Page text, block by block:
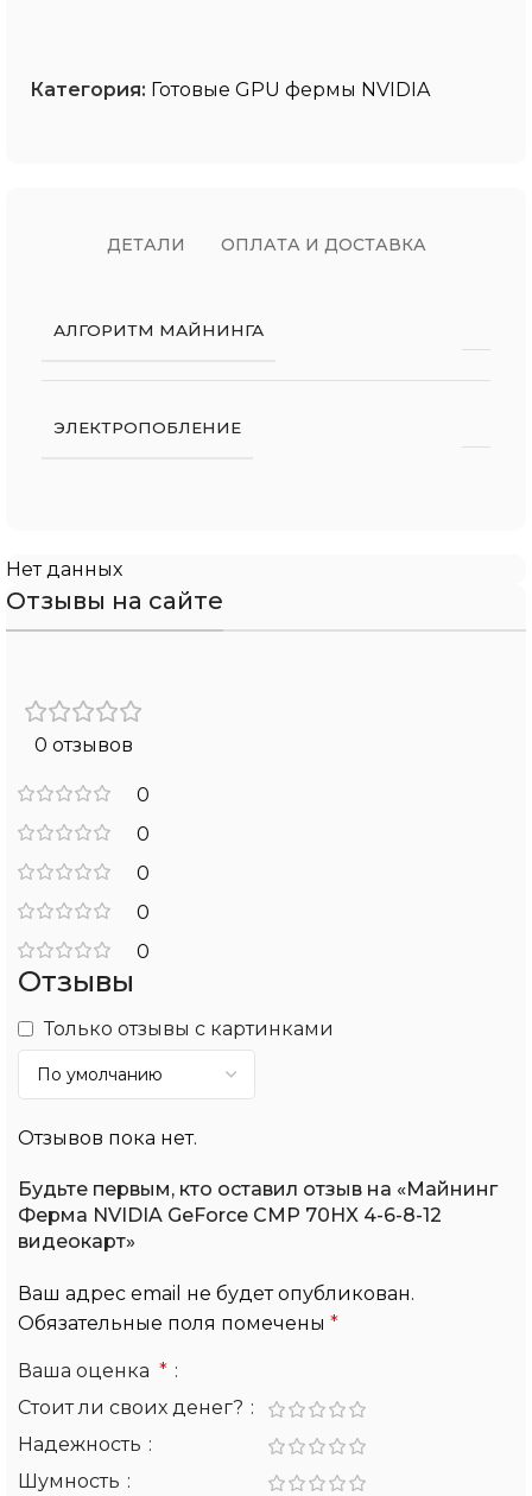
Категория: Готовые GPU фермы NVIDIA
ДЕТАЛИ ОПЛАТА И ДОСТАВКА
АЛГОРИТМ МАЙНИНГА
ЭЛЕКТРОПОБЛЕНИЕ
Нет данных
Отзывы на сайте
0 отзывов
0
0
0
0
0
Отзывы
Только отзывы с картинками
Отзывов пока нет.
Будьте первым, кто оставил отзыв на «Майнинг
Ферма NVIDIA GeForce CMP 70HX 4-6-8-12
видеокарт»
Ваш адрес email не будет опубликован.
Обязательные поля помечены *
Ваша оценка *
Стоит ли своих денег?
Надежность
Шумность